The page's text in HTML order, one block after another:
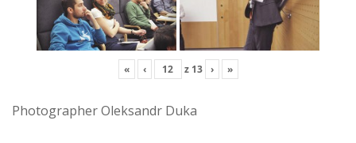
« ‹ z 13 › »
Photographer Oleksandr Duka